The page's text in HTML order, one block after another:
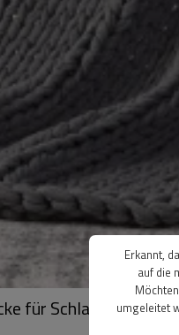
für Schlaf, Stress
Erkannt,
auf die
umgeleitet